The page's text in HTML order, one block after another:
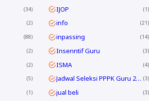
34 IJOP 1
2 info 21
88 inpassing 14
2 Insenntif Guru 3
2 ISMA 4
5 Jadwal Seleksi PPPK Guru 2024 3
1 jual beli 3